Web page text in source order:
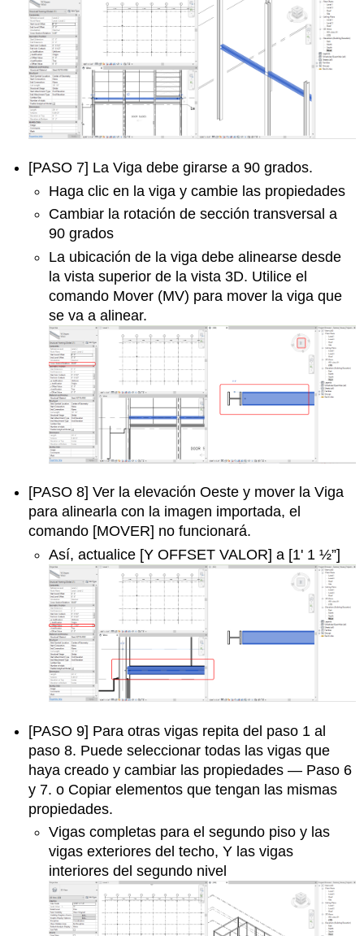
[PASO 7] La Viga debe girarse a 90 grados.
Haga clic en la viga y cambie las propiedades
Cambiar la rotación de sección transversal a
90 grados
La ubicación de la viga debe alinearse desde
la vista superior de la vista 3D. Utilice el
comando Mover (MV) para mover la viga que
se va a alinear.
[PASO 8] Ver la elevación Oeste y mover la Viga
para alinearla con la imagen importada, el
comando [MOVER] no funcionará.
Así, actualice [Y OFFSET VALOR] a [1' 1 ½”]
[PASO 9] Para otras vigas repita del paso 1 al
paso 8. Puede seleccionar todas las vigas que
haya creado y cambiar las propiedades — Paso 6
y 7. o Copiar elementos que tengan las mismas
propiedades.
Vigas completas para el segundo piso y las
vigas exteriores del techo, Y las vigas
interiores del segundo nivel